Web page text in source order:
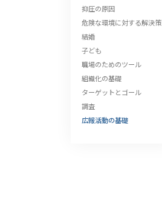
抑圧の原因
危険な環境に対する解決策
結婚
子ども
職場のためのツール
組織化の基礎
ターゲットとゴール
調査
広報活動の基礎